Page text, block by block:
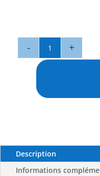
Gants
Description
Informations